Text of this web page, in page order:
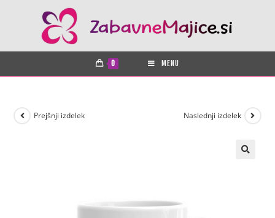
0 MENU
Prejšnji izdelek Naslednji izdelek